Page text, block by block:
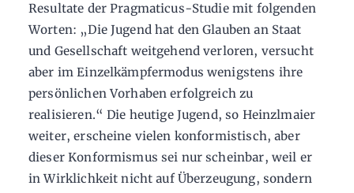
Resultate der Pragmaticus-Studie mit folgenden
Worten: „Die Jugend hat den Glauben an Staat
und Gesellschaft weitgehend verloren, versucht
aber im Einzelkämpfermodus wenigstens ihre
persönlichen Vorhaben erfolgreich zu
realisieren.“ Die heutige Jugend, so Heinzlmaier
weiter, erscheine vielen konformistisch, aber
dieser Konformismus sei nur scheinbar, weil er
in Wirklichkeit nicht auf Überzeugung, sondern